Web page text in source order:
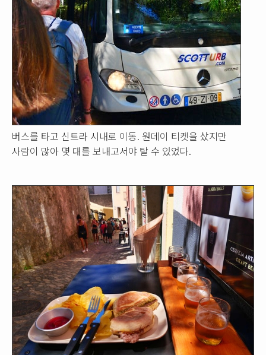
버스를 타고 신트라 시내로 이동. 원데이 티켓을 샀지만
사람이 많아 몇 대를 보내고서야 탈 수 있었다.